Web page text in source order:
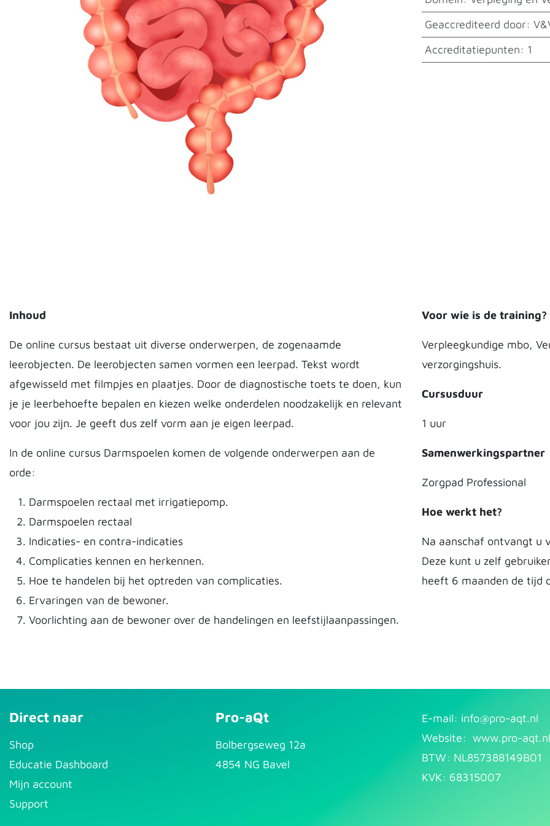
Geaccrediteerd door:
Accreditatiepunten: 1
Inhoud
De online cursus bestaat uit diverse onderwerpen, de zogenaamde
leerobjecten. De leerobjecten samen vormen een leerpad. Tekst wordt
afgewisseld met filmpjes en plaatjes. Door de diagnostische toets te doen, kun
je je leerbehoefte bepalen en kiezen welke onderdelen noodzakelijk en relevant
voor jou zijn. Je geeft dus zelf vorm aan je eigen leerpad.
In de online cursus Darmspoelen komen de volgende onderwerpen aan de
orde:
Darmspoelen rectaal met irrigatiepomp.
Darmspoelen rectaal
Indicaties- en contra-indicaties
Complicaties kennen en herkennen.
Hoe te handelen bij het optreden van complicaties.
Ervaringen van de bewoner.
Voorlichting aan de bewoner over de handelingen en leefstijlaanpassingen.
Voor wie is de training?
Verpleegkundige mbo,
verzorgingshuis.
Cursusduur
1 uur
Samenwerkingspartner
Zorgpad Professional
Hoe werkt het?
Na aanschaf ontvangt u
Deze kunt u zelf
heeft 6 maanden de tijd
Direct naar
S​hop
Educatie Dashboard
Mijn account
Support
Pro-aQt
Bolbergseweg 12a
4854 NG Bavel
E-mail: info@pr​o-aqt.nl
Website: www.pro-aqt.nl
BTW: NL857388149B01
KVK: 68315007